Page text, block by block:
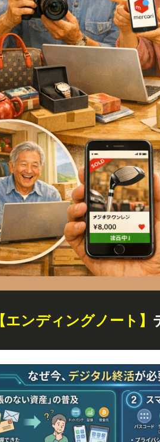
【エンディングノート】